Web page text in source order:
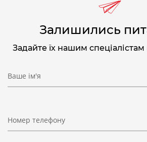
Залишились
Задайте їх нашим
Ваше ім'я
Номер телефону